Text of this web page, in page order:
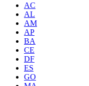
AC
AL
AM
AP
BA
CE
DF
ES
GO